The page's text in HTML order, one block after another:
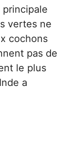
vertes ne
cochons
pas de
le plus
a